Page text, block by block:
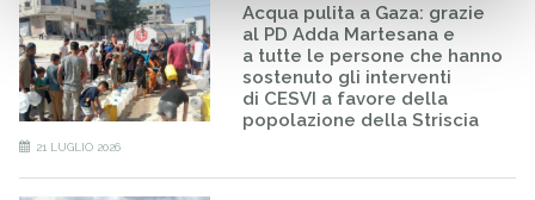
Acqua pulita a Gaza: grazie
al PD Adda Martesana e
a tutte le persone che hanno
sostenuto gli interventi
di CESVI a favore della
popolazione della Striscia
21 LUGLIO 2026